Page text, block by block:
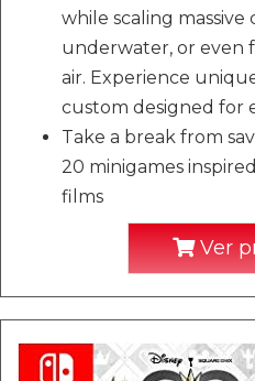
while scaling massive
underwater, or
air. Experience
custom designed for
Take a break from
20 minigames
films
Ver